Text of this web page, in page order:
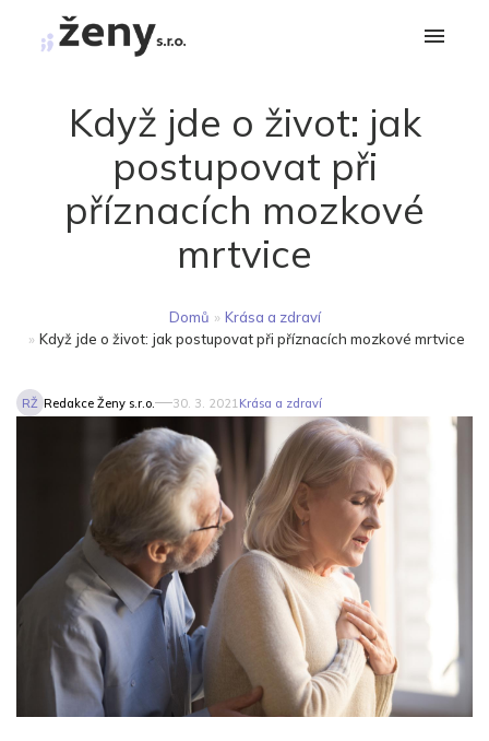
Když jde o život: jak
postupovat při
příznacích mozkové
mrtvice
Domů » Krása a zdraví
» Když jde o život: jak postupovat při příznacích mozkové mrtvice
RŽ Redakce Ženy s.r.o. 30. 3. 2021 Krása a zdraví